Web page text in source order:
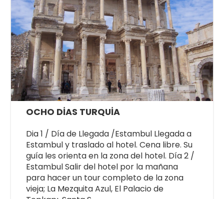
OCHO DİAS TURQUİA
Dia 1 / Día de Llegada /Estambul Llegada a
Estambul y traslado al hotel. Cena libre. Su
guía les orienta en la zona del hotel. Día 2 /
Estambul Salir del hotel por la mañana
para hacer un tour completo de la zona
vieja; La Mezquita Azul, El Palacio de